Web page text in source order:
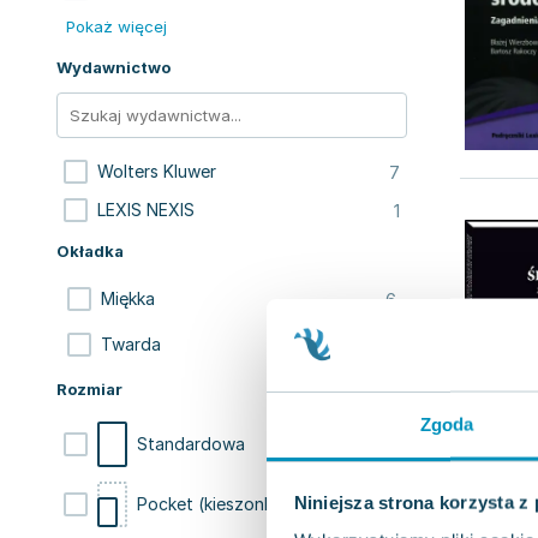
Zgoda
Niniejsza strona korzysta z
Pokaż więcej
Wydawnictwo
Wolters Kluwer 7
LEXIS NEXIS 1
Okładka
Miękka 6
Twarda
Rozmiar
Standardowa
Pocket (kieszonkowa) 1